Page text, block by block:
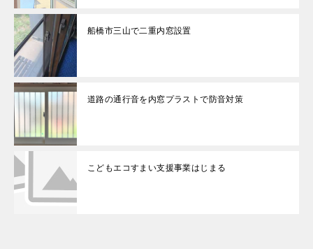
船橋市三山で二重内窓設置
道路の通行音を内窓プラストで防音対策
こどもエコすまい支援事業はじまる